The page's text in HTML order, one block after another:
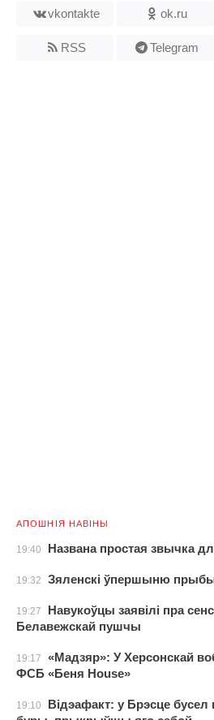
vkontakte ok.ru
RSS Telegram
АПОШНІЯ НАВІНЫ
19:40 Названа простая звычка
19:32 Зяленскі ўпершыню
19:27
Навукоўцы заявілі пра
Белавежскай пушчы
19:17
«Мадзяр»: У Херсонскай
ФСБ «Беня House»
19:10
Відэафакт: у Брэсце